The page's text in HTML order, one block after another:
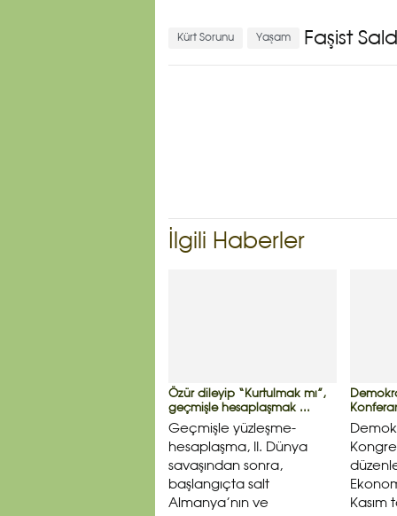
Faşist
Kürt Sorunu Yaşam
İlgili Haberler
Özür dileyip “Kurtulmak mı”,
geçmişle hesaplaşmak ...
Geçmişle yüzleşme-
hesaplaşma, II. Dünya
savaşından sonra,
başlangıçta salt
Almanya’nın ve
Kasım